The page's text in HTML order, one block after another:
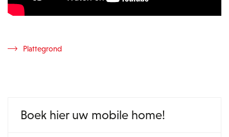
Plattegrond
Boek hier uw mobile home!